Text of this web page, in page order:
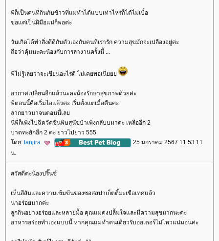
พี่ก็เป็นคนที่กินกับข้าวที่แม่ทำได้แบบเท่าไหร่ก็ได้ไม่เบื่อ
ขอแค่เป็นฝีมือแม่ก็พอค่ะ
วันเกิดได้ทำสิ่งดีดีกับตัวเองกับคนที่เรารัก ความสุขมักจะเปลืองอยู่ค่ะ
ถือว่าคุ้มนะคะน้องกับการลางานครั้งนี้ ...
พี่ไม่รู้เลยว่าจะเขียนอะไรดี ไม่เคยพอเนี่
อากาศเปลี่ยนอีกแล้วนะคะน้องรักษาสุขภาพด้วยค่ะ
พี่ตอนนี้คือเริ่มไอแล้วค่ะ เริ่มตั้งแต่เมื่อคืนค่ะ
ลากยาวมาจนตอนนี้เล
นี่พี่ก็เพิ่งไปฉีดวัคซีนพิษสุนัขบ้าเพิ่งกลับบมาค่ะ เหลืออีก 2
บาดทะยักอีก 2 ค่ะ ยาวไปยาว 555
ดย: tanjira
25 มกราคม 2567 11:53:11
น.
สวัสดีค่ะน้องปริ๊นซ์
เห็นสีสันและความเข้มข้นของซอสสปาเก็ตตี้มะเขือเทศแล้ว
น่าอร่อยมากค่ะ
ลูกกินอย่างอร่อยและหลายมื้อ คุณแม่คงปลื้มใจและมีความสุขมากนะคะ
อาหารอร่อยทำเองแบบนี้ หากคุณแม่ทำคนเดียวรับออเดอร์ไม่ไหวแน่นอนค่ะ